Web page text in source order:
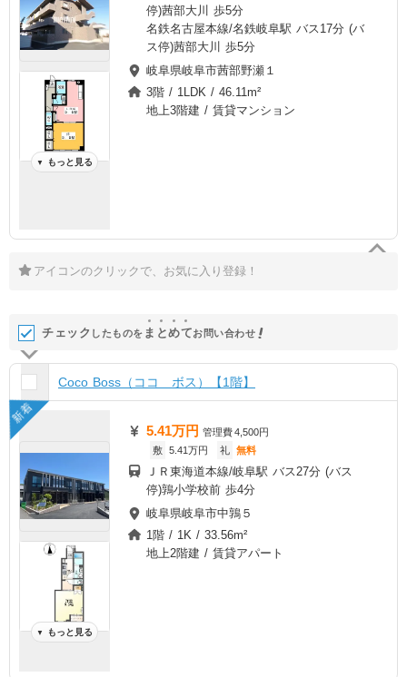
▼ もっと見る
停)茜部大川 歩5分
名鉄名古屋本線/名鉄岐阜駅 バス17分 (バ
ス停)茜部大川 歩5分
岐阜県岐阜市茜部野瀬１
3階 / 1LDK / 46.11m²
地上3階建 / 賃貸マンション
アイコンのクリックで、お気に入り登録！
チェック したものを ま とめてお問い合わせ
Coco Boss（ココ ボス）【1階】
新着
▼ もっと見る
5.41万円 管理費4,500円
敷 5.41万円 礼 無料
ＪＲ東海道本線/岐阜駅 バス27分 (バス
停)鶉小学校前 歩4分
岐阜県岐阜市中鶉５
1階 / 1K / 33.56m²
地上2階建 / 賃貸アパート